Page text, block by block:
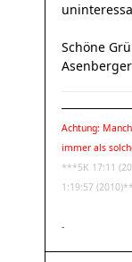
Schöne
Asenberger
Achtung:
immer als
***5K 17:11
1:19:57
-